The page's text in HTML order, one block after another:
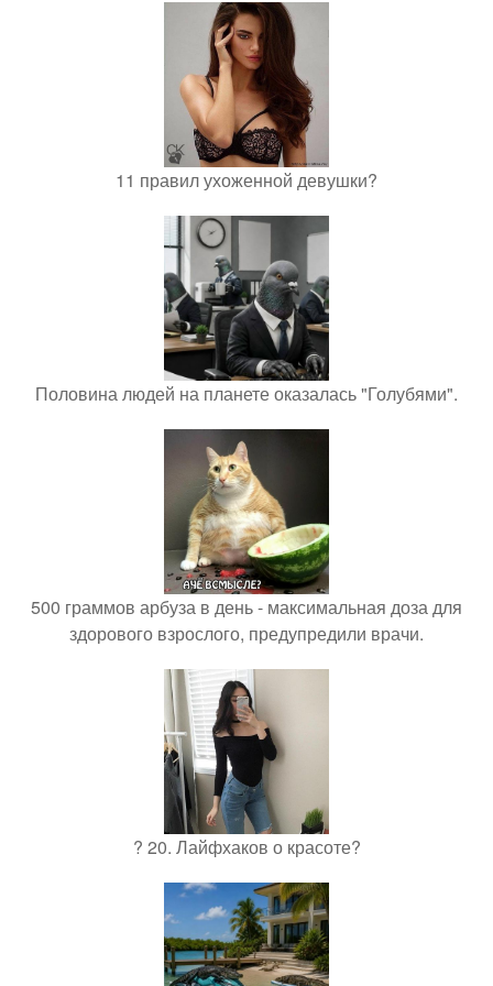
11 правил ухоженной девушки?
Половина людей на планете оказалась "Голубями".
500 граммов арбуза в день - максимальная доза для
здорового взрослого, предупредили врачи.
? 20. Лайфхаков о красоте?